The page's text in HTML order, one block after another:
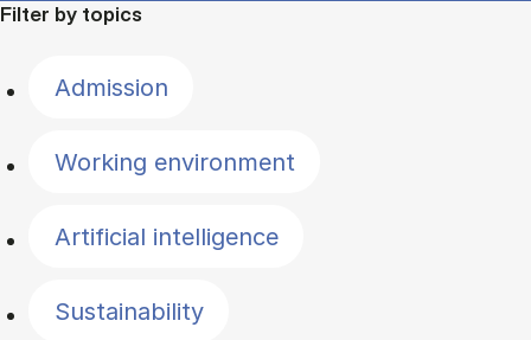
Filter by topics
Admission
Working environment
Artificial intelligence
Sustainability